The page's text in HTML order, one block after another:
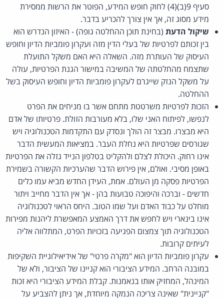
סעיף 9(ב)(4) לחוק חופש המידע, הפוטר את הרשות ממסירת
מידע מסוג זה, אך אין צורך להכריע בדבר.
שיקול הדעת (בחינת תוכן ההחלטה גופה) - האיזון הנדרש הוא
בין זכותם לפרטיות של בעלי הדין מזה ועקרון פומביות הדיון וחופש
העיסוק של העותרת מזה. השאלה היא האם משקל התועלת
שתצמח מהחלטתה של המשיבה במישור הגנת הפרטיות, עולה
על משקל הנזק שייגרם לעקרון פומביות הדיון וחופש העיסוק בשל
ההחלטה.
הזכות לפרטיות משרטטת מתחם אשר בו מניחים את הפרט
לנפשו, לפיתוח האני שלו, בלא מעורבות הזולת. פרטיותו של אדם
היא מבצרו. מבצר זה הולך ונסדק עם התקדמות הטכנולוגיה ויש
שגורסים שפרטיות היא נחלת העבר. במציאות המעשית הדבר
אינו רחוק. היכולת לצלם ולהקליט בטלפון הנייד גזלה את הפרטיות
באופן מסיבי. ואולם, אין פירוש הדבר שהערכיות הקשורה בשמירת
הפרטיות פסקה מן העולם. אמת, העידן החדש מביא עמו כלים
חדשים - וברכה והיפוכה טבועות בהן - אך אין הדבר מחייב ויתור
מוחלט על כבוד האדם ועל שמו הטוב. היחס הראוי לטכנולוגיה
אינו בינארי ויש לחפש את דרך האמצע המאפשרת ליהנות מפירות
הטכנולוגיה תוך צמצום הפגיעה בזכויות הפרט, המתלווה אליה
לעיתים קרובות.
עקרון פומביות הדיון הוא "מקרה פרטי" של אידיאילוגיית השקיפות
במובנה הרחב. המידע הציבורי הוא קניינו של הציבור, ולא של
המינהל, המחזיק אותו בנאמנות. קבלת המידע הציבורי היא זכות
"קניינית" שאינה צריכה הנמקה מיוחדת, אך ניתן להצביע על